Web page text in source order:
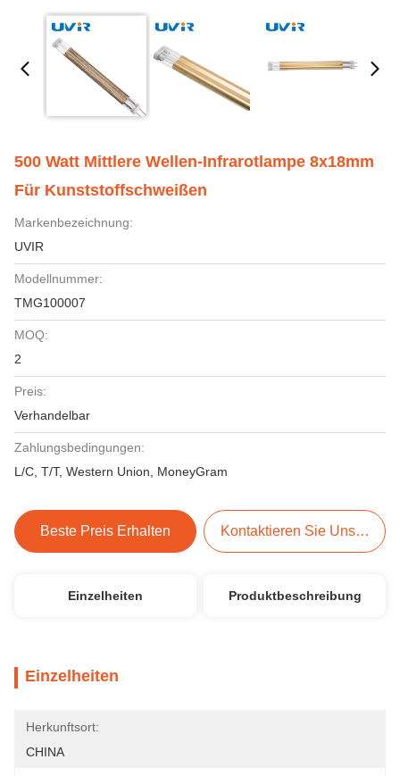
500 Watt Mittlere Wellen-Infrarotlampe 8x18mm
Für Kunststoffschweißen
Markenbezeichnung:
UVIR
Modellnummer:
TMG100007
MOQ:
2
Preis:
Verhandelbar
Zahlungsbedingungen:
L/C, T/T, Western Union, MoneyGram
Beste Preis Erhalten Kontaktieren Sie Uns Jetzt
Einzelheiten Produktbeschreibung
Einzelheiten
Herkunftsort:
CHINA